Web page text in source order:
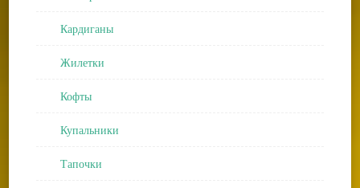
Кардиганы
Жилетки
Кофты
Купальники
Тапочки